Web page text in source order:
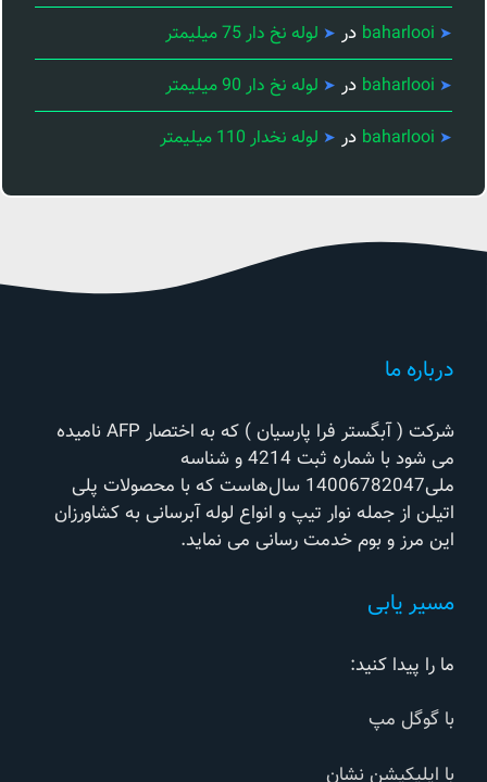
baharlooi در
لوله نخ دار 75 میلیمتر
baharlooi در
لوله نخ دار 90 میلیمتر
baharlooi در لوله نخدار 110 میلیمتر
درباره ما
شرکت ( آبگستر فرا پارسیان ) که به اختصار AFP نامیده
می شود با شماره ثبت 4214 و شناسه
ملی14006782047 سال‌هاست که با محصولات پلی
اتیلن از جمله نوار تیپ و انواع لوله آبرسانی به کشاورزان
این مرز و بوم خدمت رسانی می نماید.
مسیر یابی
ما را پیدا کنید:
با گوگل مپ
با اپلیکیشن نشان